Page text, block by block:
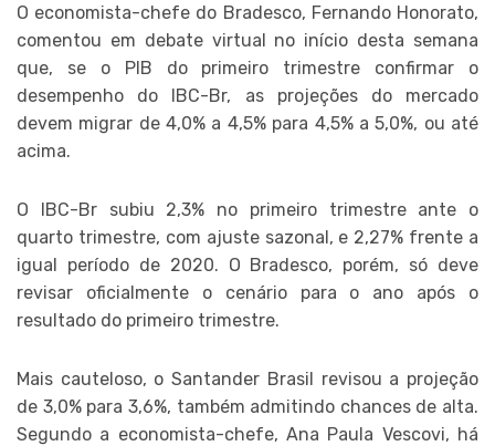
O economista-chefe do Bradesco, Fernando Honorato,
comentou em debate virtual no início desta semana
que, se o PIB do primeiro trimestre confirmar o
desempenho do IBC-Br, as projeções do mercado
devem migrar de 4,0% a 4,5% para 4,5% a 5,0%, ou até
acima.
O IBC-Br subiu 2,3% no primeiro trimestre ante o
quarto trimestre, com ajuste sazonal, e 2,27% frente a
igual período de 2020. O Bradesco, porém, só deve
revisar oficialmente o cenário para o ano após o
resultado do primeiro trimestre.
Mais cauteloso, o Santander Brasil revisou a projeção
de 3,0% para 3,6%, também admitindo chances de alta.
Segundo a economista-chefe, Ana Paula Vescovi, há